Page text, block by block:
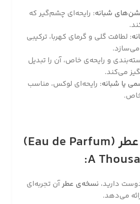
شبانه: رایحه‌ای چشم‌گیر که
: لطافت گلی و گرمای کهربا، ترکیبی
می‌سازد.
و رایحه‌ی خاص، آن را تبدیل
می‌کند.
یا شبانه: رایحه‌ای لوکس، مناسب
🧴 نسخه‌ی عطر (Eau de Parfum)
A
دارید، نسخه‌ی عطرآن تجربه‌ای
می‌دهد.